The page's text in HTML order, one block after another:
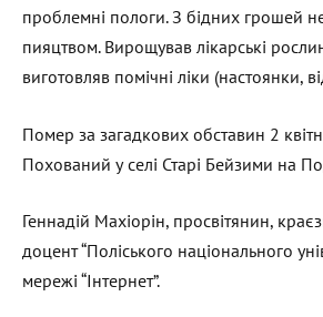
проблемні пологи. З бідних грошей
пияцтвом. Вирощував лікарські
виготовляв помічні ліки (настоянки,
Помер за загадкових обставин 2
Похований у селі Старі Бейзими на
Геннадій Махіорін, просвітянин,
доцент “Поліського національного
мережі “Інтернет”.